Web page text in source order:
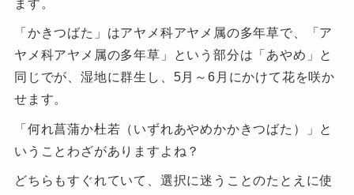
ます。
「かきつばた」はアヤメ科アヤメ属の多年草で、「ア
ヤメ科アヤメ属の多年草」という部分は「あやめ」と
同じでが、湿地に群生し、5月～6月にかけて花を咲か
せます。
「何れ菖蒲か杜若（いずれあやめかかきつばた）」と
いうことわざがありますよね？
どちらもすぐれていて、選択に迷うことのたとえに使